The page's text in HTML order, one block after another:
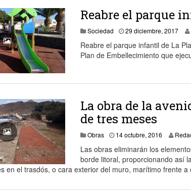
Gobierno de Canarias y Ministerio de
15 febrero, 2024
La Comunidad de Regantes ‘Aldea de San
19 diciembre, 2023
Víctor Hernández (PP) toma posesión
Nicolás
18 junio, 2023
Reabre el parque
Sociedad 29 diciembre, 20179
Reabre el parque infantil de La
Plan de Embellecimiento que
La obra de la
de tres meses
Obras 14 octubre, 2016 14
Las obras eliminarán los
borde litoral, proporcionando así
en el trasdós, o cara exterior del muro, marítimo frente